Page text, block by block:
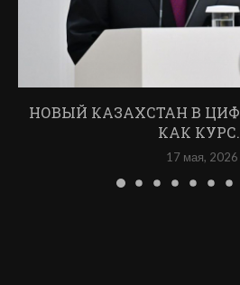
НОВЫЙ КАЗАХСТАН В
КАК
17 мая, 2026